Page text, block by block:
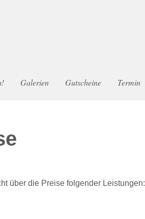
Galerien Gutscheine Termin
über die Preise folgender Leistungen: